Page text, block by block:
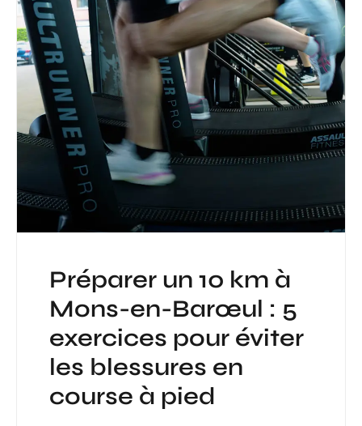
Préparer un 10 km à
Mons-en-Barœul : 5
exercices pour éviter
les blessures en
course à pied